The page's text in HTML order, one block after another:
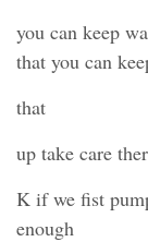
you can keep
that you can
that
up take care
K if we fist
enough